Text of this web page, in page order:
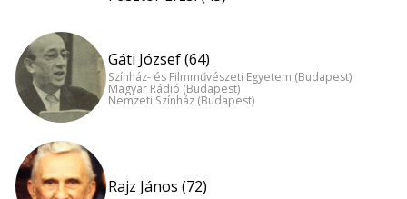
Gáti József (64)
Színház- és Filmművészeti Egyetem (Budapest)
Magyar Rádió (Budapest)
Nemzeti Színház (Budapest)
Rajz János (72)